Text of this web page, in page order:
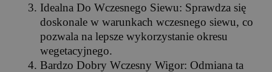
Idealna Do Wczesnego Siewu: Sprawdza się
doskonale w warunkach wczesnego siewu, co
pozwala na lepsze wykorzystanie okresu
wegetacyjnego.
Bardzo Dobry Wczesny Wigor: Odmiana ta